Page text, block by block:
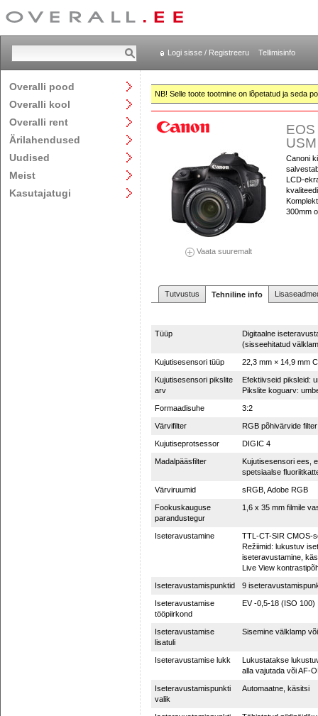
Logi sisse / Registreeru Tellimisinfo
Overalli pood
Overalli kool
Overalli rent
Ärilahendused
Uudised
Meist
Kasutajatugi
NB! Selle toote tootmine on lõpetatud ja seda
Vaata suuremalt
Canoni
LCD-
300mm
Tutvustus Tehniline info
Tüüp
Digitaalne
(sisseehitatud
Kujutisesensori tüüp 22,3 mm × 14,9 mm
Kujutisesensori pikslite
arv
Efektiivseid piksleid:
Pikslite koguarv:
Formaadisuhe 3:2
Värvifilter RGB põhivärvide filter
Kujutiseprotsessor DIGIC 4
Madalpääsfilter
Kujutisesensori ees,
spetsiaalse
Värviruumid sRGB, Adobe RGB
Fookuskauguse
parandustegur
1,6 x 35 mm filmile
Iseteravustamine
TTL-CT-SIR CMOS-
Režiimid: lukustuv
iseteravustamine,
Live View
Iseteravustamispunktid 9
Iseteravustamise
tööpiirkond
EV -0,5-18 (ISO 100)
Iseteravustamise
lisatuli
Sisemine välklamp
Iseteravustamise lukk
Lukustatakse
alla vajutada või AF-
Iseteravustamispunkti
valik
Automaatne, käsitsi